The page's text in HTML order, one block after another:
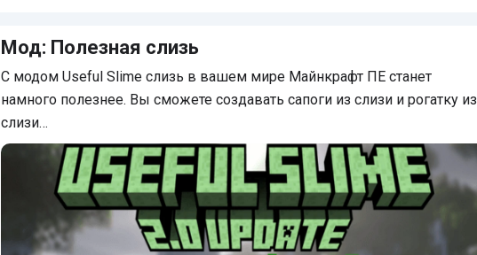
Мод: Полезная слизь
С модом Useful Slime слизь в вашем мире Майнкрафт ПЕ станет
намного полезнее. Вы сможете создавать сапоги из слизи и рогатку из
слизи…